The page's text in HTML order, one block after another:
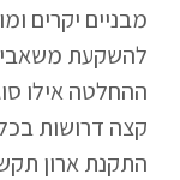
מבניים יקרים
להשקעת
ההחלטה אילו
קצה דרושות
התקנת ארון